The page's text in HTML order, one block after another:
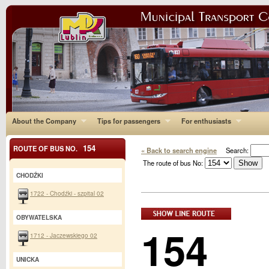
About the Company Tips for passengers For enthusiasts
« Back to search engine Search:
The route of bus No:
154
ROUTE OF BUS NO. 154
CHODŹKI
1722 - Chodźki - szpital 02
OBYWATELSKA
1712 - Jaczewskiego 02
UNICKA